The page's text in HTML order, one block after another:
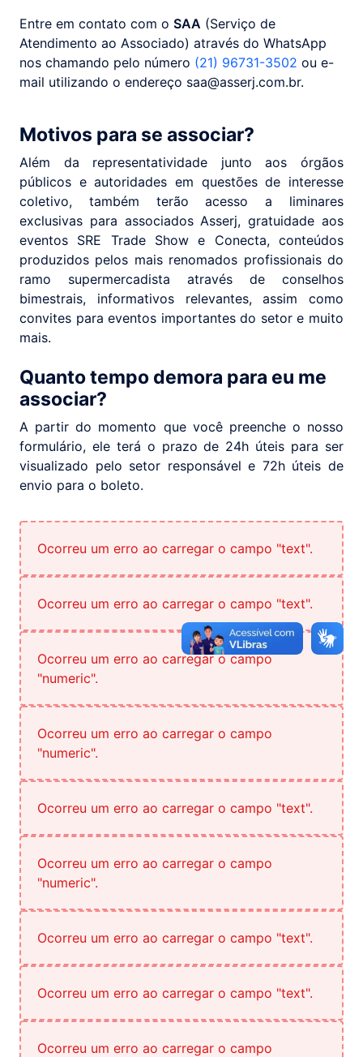
Entre em contato com o SAA (Serviço de
Atendimento ao Associado) através do WhatsApp
nos chamando pelo número (21) 96731-3502 ou e-
mail utilizando o endereço saa@asserj.com.br.
Motivos para se associar?
Além da representatividade junto aos órgãos
públicos e autoridades em questões de interesse
coletivo, também terão acesso a liminares
exclusivas para associados Asserj, gratuidade aos
eventos SRE Trade Show e Conecta, conteúdos
produzidos pelos mais renomados profissionais do
ramo supermercadista através de conselhos
bimestrais, informativos relevantes, assim como
convites para eventos importantes do setor e muito
mais.
Quanto tempo demora para eu me
associar?
A partir do momento que você preenche o nosso
formulário, ele terá o prazo de 24h úteis para ser
visualizado pelo setor responsável e 72h úteis de
envio para o boleto.
Ocorreu um erro ao carregar o campo "text".
Ocorreu um erro ao carregar o campo "text".
Ocorreu um erro ao carregar o campo
"numeric".
Ocorreu um erro ao carregar o campo
"numeric".
Ocorreu um erro ao carregar o campo "text".
Ocorreu um erro ao carregar o campo
"numeric".
Ocorreu um erro ao carregar o campo "text".
Ocorreu um erro ao carregar o campo "text".
Ocorreu um erro ao carregar o campo